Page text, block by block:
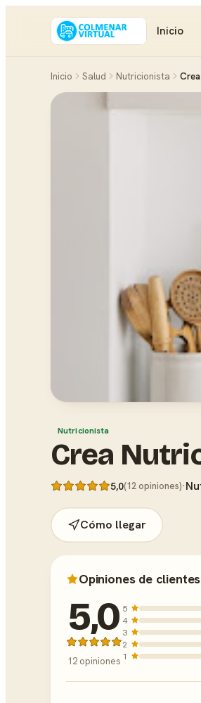
Inicio
Inicio Salud Nutricionista
Nutricionista
Crea
5,0(12 opiniones)·
Cómo llegar
Opiniones de clientes
5,0
12 opiniones
5
4
3
2
1